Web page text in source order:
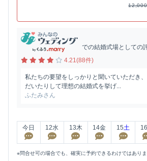
での結婚式場としての
4.21(88件)
私たちの要望をしっかりと聞いていただき
だいたりして理想の結婚式を挙げ...
ふたみさん
今日 12水 13木 14金 15土 16
※問合せ可の場合でも、確実に予約できるわけではありま